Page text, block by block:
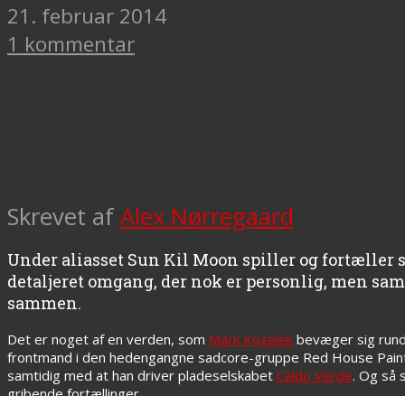
21. februar 2014
1 kommentar
Skrevet afAlex Nørregaard
Under aliasset Sun Kil Moon spiller og
detaljeret omgang, der nok er personlig, men
sammen.
Det er noget af en verden, som Mark Kozelek bevæger sig
frontmand i den hedengangne sadcore-gruppe Red House
samtidig med at han driver pladeselskabet Caldo Verde. Og så